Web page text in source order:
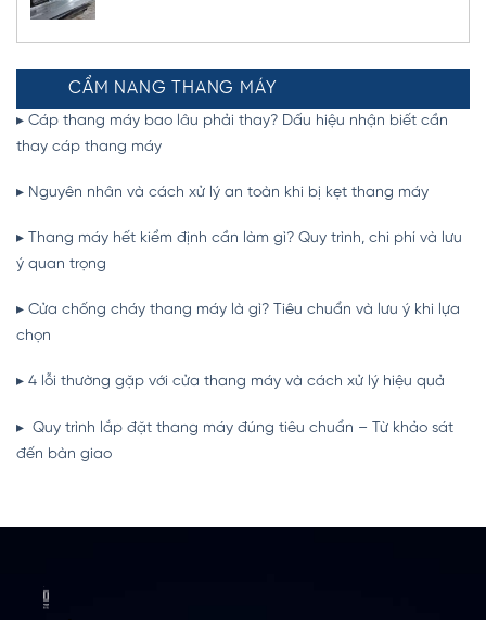
CẨM NANG THANG MÁY
▸ Cáp thang máy bao lâu phải thay? Dấu hiệu nhận biết cần
thay cáp thang máy
▸ Nguyên nhân và cách xử lý an toàn khi bị kẹt thang máy
▸ Thang máy hết kiểm định cần làm gì? Quy trình, chi phí và lưu
ý quan trọng
▸ Cửa chống cháy thang máy là gì? Tiêu chuẩn và lưu ý khi lựa
chọn
▸ 4 lỗi thường gặp với cửa thang máy và cách xử lý hiệu quả
▸ Quy trình lắp đặt thang máy đúng tiêu chuẩn – Từ khảo sát
đến bàn giao